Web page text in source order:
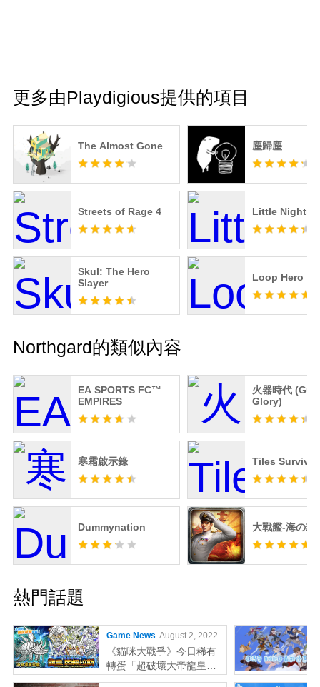
更多由Playdigious提供的項目
The Almost Gone 塵歸塵
Streets of Rage 4 Little
Skul: The Hero
Slayer
Loop Hero
Northgard的類似內容
EA SPORTS FC™
EMPIRES
火器時代
Glory)
寒霜啟示錄 Tiles Survive!
Dummynation 大戰艦-海の霸
熱門話題
Game News August 2, 2022
《貓咪大戰爭》今日稀有
轉蛋「超破壞大帝龍皇因
佩拉斯」系列新角色登場